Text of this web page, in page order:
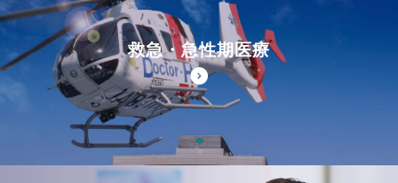
救急・急性期医療